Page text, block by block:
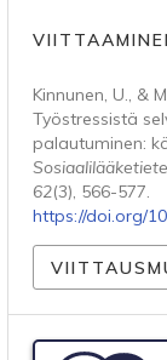
Kinnunen, U., &
Työstressistä
palautuminen:
62(3), 566-577.
https://doi.org/